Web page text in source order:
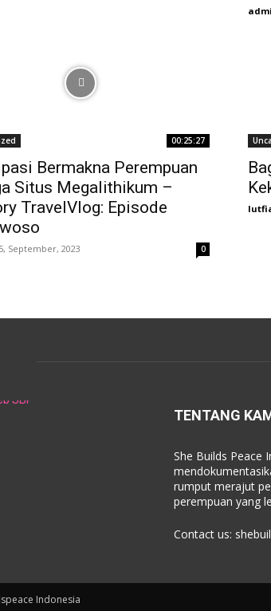
00:25:27
Bermakna Perempuan
Situs Megalithikum –
TravelVlog: Episode
September, 2023 0
TENTANG
She Builds Peace
rumput merajut
perempuan yang
Contact us:
Indonesia